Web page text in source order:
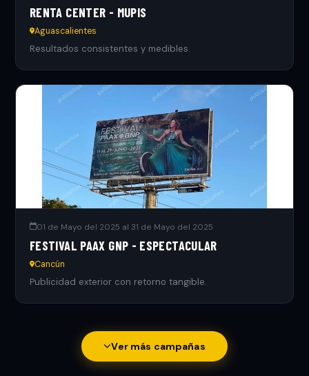
RENTA CENTER - MUPIS
Aguascalientes
Resultados consistentes y medibles.
01 de Mayo del 2025 al 31 de Mayo del 2025
FESTIVAL PAAX GNP - ESPECTACULAR
Cancún
Publicidad exterior con retorno tangible.
Ver más campañas